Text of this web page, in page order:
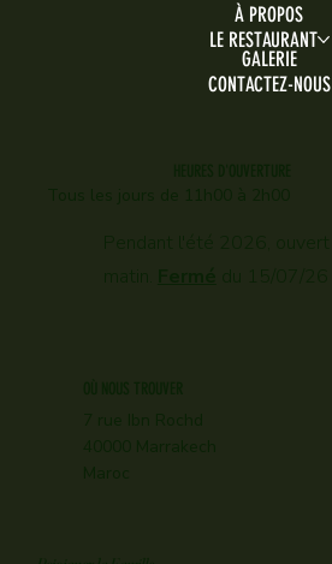
À PROPOS
LE RESTAURANT
GALERIE
CONTACTEZ-NOUS